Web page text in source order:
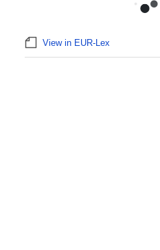
View in EUR-Lex